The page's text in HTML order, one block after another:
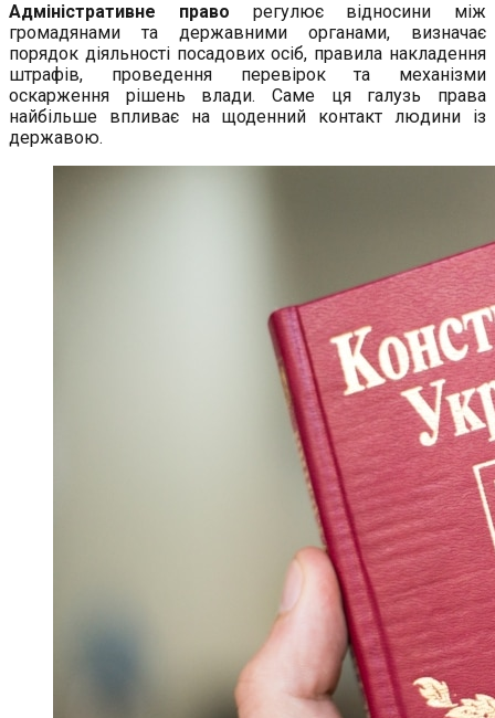
Адміністративне право регулює відносини між
громадянами та державними органами, визначає
порядок діяльності посадових осіб, правила накладення
штрафів, проведення перевірок та механізми
оскарження рішень влади. Саме ця галузь права
найбільше впливає на щоденний контакт людини із
державою.